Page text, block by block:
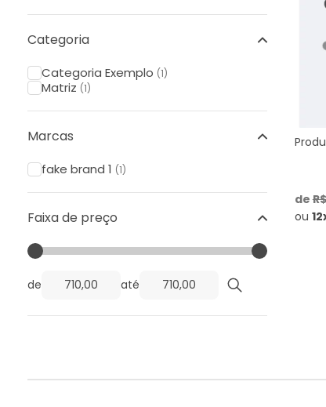
Categoria
Categoria Exemplo (1)
Matriz (1)
Marcas
fake brand 1 (1)
Faixa de preço
de até
de
ou